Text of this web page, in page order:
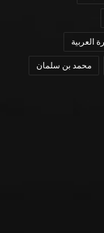
العربية
محمد بن سلمان